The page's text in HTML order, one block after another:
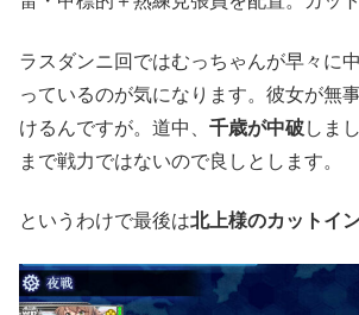
ラスダンニ回ではむっちゃんが早々に
っているのが気になります。彼女が無
けるんですが。道中、 千歳が中破しま
まで戦力ではないので良しとします。
というわけで最後は北上様のカットイ